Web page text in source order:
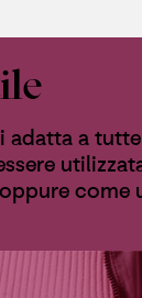
adatta a tutte
come